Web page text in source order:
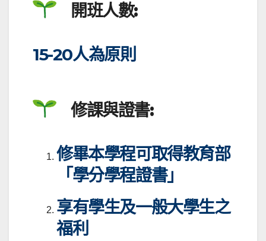
開班人數:
15-20人為原則
修課與證書:
修畢本學程可取得教育部
「學分學程證書」
享有學生及一般大學生之
福利